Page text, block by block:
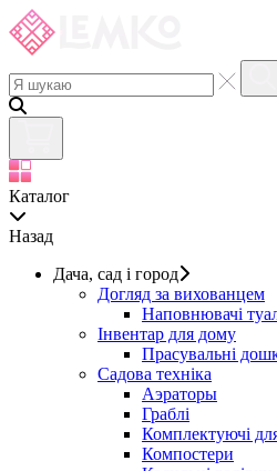
Каталог
Назад
Дача, сад і город
Догляд за вихованцем
Наповнювачі
Інвентар для дому
Прасувальні
Садова техніка
Аэраторы
Граблі
Комплектуючі
Компостери